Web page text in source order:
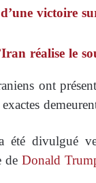
victoire
réalise le
ont
divulgué
deDonald